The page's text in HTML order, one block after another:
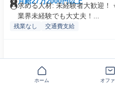
求める人材: 未経験者大歓迎！
業界未経験でも大丈夫！...
残業なし 交通費支給
ホーム オフ